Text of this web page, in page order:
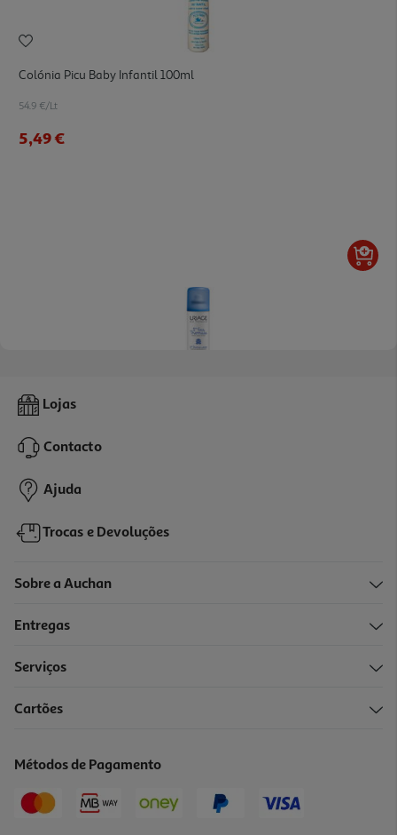
Colónia Picu Baby Infantil 100ml
54.9 €/Lt
5,49 €
Água Termal Uriage Bebé 150ml
10,90 €
Lojas
Contacto
Ajuda
Trocas e Devoluções
Sobre a Auchan
Entregas
Serviços
Cartões
Métodos de Pagamento